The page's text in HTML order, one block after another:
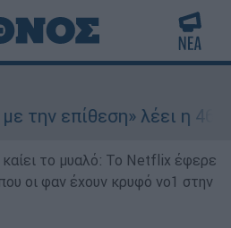
επίθεση» λέει η
το μυαλό: Το Netflix έφερε
οι φαν έχουν κρυφό νο1 στην